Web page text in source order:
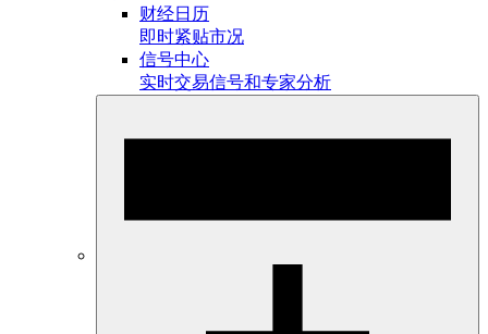
财经日历
即时紧贴市况
信号中心
实时交易信号和专家分析